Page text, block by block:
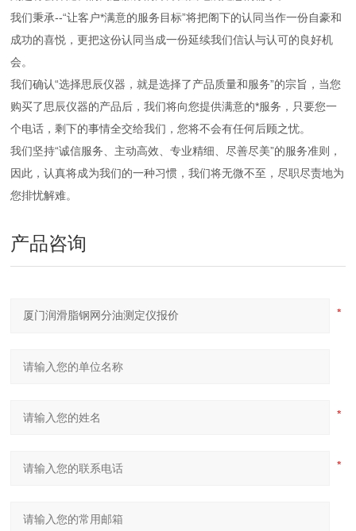
我们秉承--“让客户*满意的服务目标”将把阁下的认同当作一份自豪和
成功的喜悦，更把这份认同当成一份延续我们信认与认可的良好机
会。
我们确认“选择思辰仪器，就是选择了产品质量和服务”的宗旨，当您
购买了思辰仪器的产品后，我们将向您提供满意的*服务，只要您一
个电话，剩下的事情全交给我们，您将不会有任何后顾之忧。
我们坚持“诚信服务、主动高效、专业精细、尽善尽美”的服务准则，
因此，认真将成为我们的一种习惯，我们将无微不至，尽职尽责地为
您排忧解难。
产品咨询